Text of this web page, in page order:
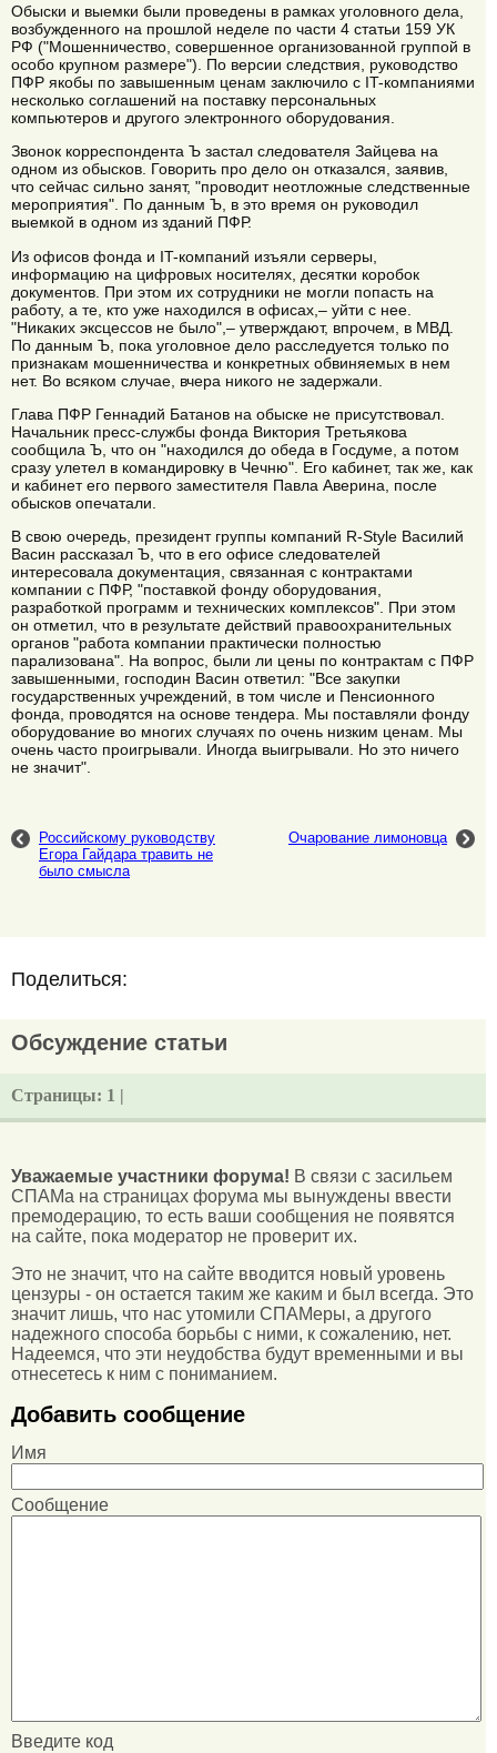
Обыски и выемки были проведены в рамках уголовного дела,
возбужденного на прошлой неделе по части 4 статьи 159 УК
РФ ("Мошенничество, совершенное организованной группой в
особо крупном размере"). По версии следствия, руководство
ПФР якобы по завышенным ценам заключило с IT-компаниями
несколько соглашений на поставку персональных
компьютеров и другого электронного оборудования.
Звонок корреспондента Ъ застал следователя Зайцева на
одном из обысков. Говорить про дело он отказался, заявив,
что сейчас сильно занят, "проводит неотложные следственные
мероприятия". По данным Ъ, в это время он руководил
выемкой в одном из зданий ПФР.
Из офисов фонда и IT-компаний изъяли серверы,
информацию на цифровых носителях, десятки коробок
документов. При этом их сотрудники не могли попасть на
работу, а те, кто уже находился в офисах,– уйти с нее.
"Никаких эксцессов не было",– утверждают, впрочем, в МВД.
По данным Ъ, пока уголовное дело расследуется только по
признакам мошенничества и конкретных обвиняемых в нем
нет. Во всяком случае, вчера никого не задержали.
Глава ПФР Геннадий Батанов на обыске не присутствовал.
Начальник пресс-службы фонда Виктория Третьякова
сообщила Ъ, что он "находился до обеда в Госдуме, а потом
сразу улетел в командировку в Чечню". Его кабинет, так же, как
и кабинет его первого заместителя Павла Аверина, после
обысков опечатали.
В свою очередь, президент группы компаний R-Style Василий
Васин рассказал Ъ, что в его офисе следователей
интересовала документация, связанная с контрактами
компании с ПФР, "поставкой фонду оборудования,
разработкой программ и технических комплексов". При этом
он отметил, что в результате действий правоохранительных
органов "работа компании практически полностью
парализована". На вопрос, были ли цены по контрактам с ПФР
завышенными, господин Васин ответил: "Все закупки
государственных учреждений, в том числе и Пенсионного
фонда, проводятся на основе тендера. Мы поставляли фонду
оборудование во многих случаях по очень низким ценам. Мы
очень часто проигрывали. Иногда выигрывали. Но это ничего
не значит".
Российскому руководству
Егора Гайдара травить не
было смысла
Очарование лимоновца
Поделиться:
Обсуждение статьи
Страницы: 1 |
Уважаемые участники форума! В связи с засильем
СПАМа на страницах форума мы вынуждены ввести
премодерацию, то есть ваши сообщения не появятся
на сайте, пока модератор не проверит их.
Это не значит, что на сайте вводится новый уровень
цензуры - он остается таким же каким и был всегда. Это
значит лишь, что нас утомили СПАМеры, а другого
надежного способа борьбы с ними, к сожалению, нет.
Надеемся, что эти неудобства будут временными и вы
отнесетесь к ним с пониманием.
Добавить сообщение
Имя
Сообщение
Введите код